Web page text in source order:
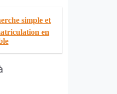
simple et
en